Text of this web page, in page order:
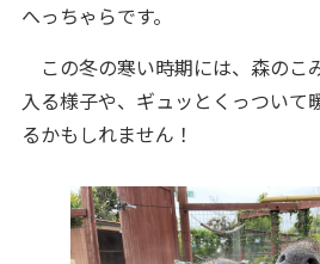
へっちゃらです。
この冬の寒い時期には、森のこ
入る様子や、ギュッとくっついて
るかもしれません！